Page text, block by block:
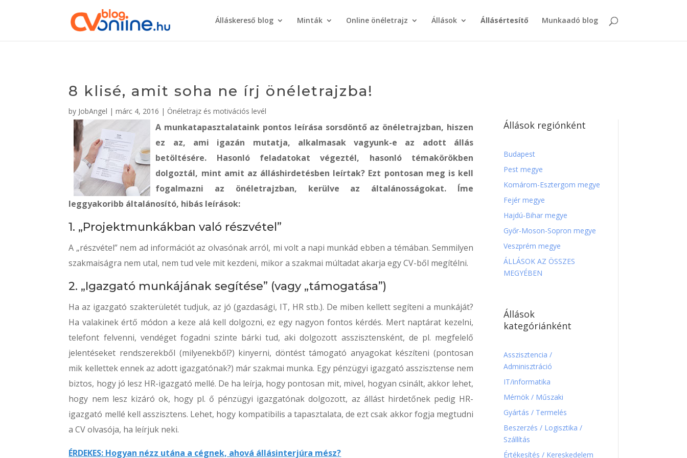
Álláskereső blog Minták Online önéletrajz Állások Állásértesítő Munkaadó blog
8 klisé, amit soha ne írj önéletrajzba!
by JobAngel |márc 4, 2016 | Önéletrajz és motivációs levél
A munkatapasztalataink pontos leírása sorsdöntő az önéletrajzban, hiszen
ez az, ami igazán mutatja, alkalmasak vagyunk-e az adott állás
betöltésére. Hasonló feladatokat végeztél, hasonló témakörökben
dolgoztál, mint amit az álláshirdetésben leírtak? Ezt pontosan meg is kell
fogalmazni az önéletrajzban, kerülve az általánosságokat. Íme
leggyakoribb általánosító, hibás leírások:
1. „Projektmunkákban való részvétel”
A „részvétel” nem ad információt az olvasónak arról, mi volt a napi munkád ebben a témában. Semmilyen
szakmaiságra nem utal, nem tud vele mit kezdeni, mikor a szakmai múltadat akarja egy CV-ből megítélni.
2. „Igazgató munkájának segítése” (vagy „támogatása”)
Ha az igazgató szakterületét tudjuk, az jó (gazdasági, IT, HR stb.). De miben kellett segíteni a munkáját?
Ha valakinek értő módon a keze alá kell dolgozni, ez egy nagyon fontos kérdés. Mert naptárat kezelni,
telefont felvenni, vendéget fogadni szinte bárki tud, aki dolgozott asszisztensként, de pl. megfelelő
jelentéseket rendszerekből (milyenekből?) kinyerni, döntést támogató anyagokat készíteni (pontosan
mik kellettek ennek az adott igazgatónak?) már szakmai munka. Egy pénzügyi igazgató asszisztense nem
biztos, hogy jó lesz HR-igazgató mellé. De ha leírja, hogy pontosan mit, mivel, hogyan csinált, akkor lehet,
hogy nem lesz kizáró ok, hogy pl. ő pénzügyi igazgatónak dolgozott, az állást hirdetőnek pedig HR-
igazgató mellé kell asszisztens. Lehet, hogy kompatibilis a tapasztalata, de ezt csak akkor fogja megtudni
a CV olvasója, ha leírjuk neki.
ÉRDEKES: Hogyan nézz utána a cégnek, ahová állásinterjúra mész?
Állások regiónként
Budapest
Pest megye
Komárom-Esztergom megye
Fejér megye
Hajdú-Bihar megye
Győr-Moson-Sopron megye
Veszprém megye
ÁLLÁSOK AZ ÖSSZES
MEGYÉBEN
Állások
kategóriánként
Asszisztencia /
Adminisztráció
IT/informatika
Mérnök / Műszaki
Gyártás / Termelés
Beszerzés / Logisztika /
Szállítás
Értékesítés / Kereskedelem